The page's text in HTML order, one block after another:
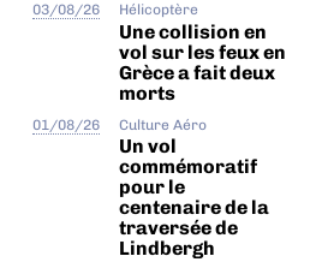
03/08/26 Hélicoptère
Une collision en
vol sur les feux en
Grèce a fait deux
morts
01/08/26 Culture Aéro
Un vol
commémoratif
pour le
centenaire de la
traversée de
Lindbergh